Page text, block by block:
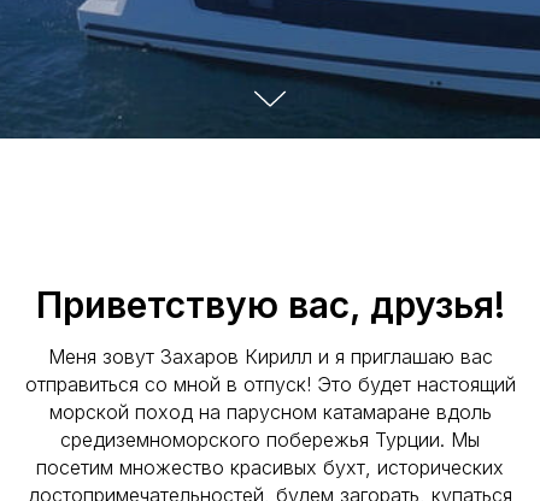
Приветствую вас, друзья!
Меня зовут Захаров Кирилл и я приглашаю вас
отправиться со мной в отпуск! Это будет настоящий
морской поход на парусном катамаране вдоль
средиземноморского побережья Турции. Мы
посетим множество красивых бухт, исторических
достопримечательностей, будем загорать, купаться